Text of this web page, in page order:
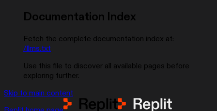
Documentation Index
Fetch the complete documentation index at:
/llms.txt
Use this file to discover all available pages before
exploring further.
Skip to main content